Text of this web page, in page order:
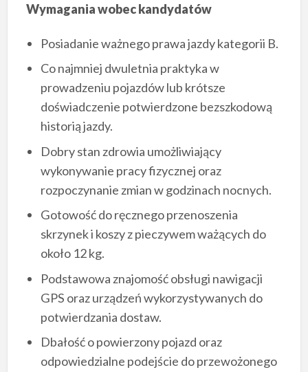
Wymagania wobec kandydatów
Posiadanie ważnego prawa jazdy kategorii B.
Co najmniej dwuletnia praktyka w
prowadzeniu pojazdów lub krótsze
doświadczenie potwierdzone bezszkodową
historią jazdy.
Dobry stan zdrowia umożliwiający
wykonywanie pracy fizycznej oraz
rozpoczynanie zmian w godzinach nocnych.
Gotowość do ręcznego przenoszenia
skrzynek i koszy z pieczywem ważących do
około 12 kg.
Podstawowa znajomość obsługi nawigacji
GPS oraz urządzeń wykorzystywanych do
potwierdzania dostaw.
Dbałość o powierzony pojazd oraz
odpowiedzialne podejście do przewożonego